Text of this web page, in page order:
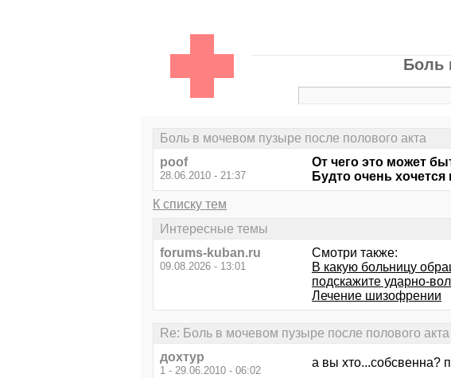
Боль
Боль в мочевом пузыре после полового акта
poof
28.06.2010 - 21:37
От чего это может
Будто очень хочется
К списку тем
Интересные темы
forums-kuban.ru
09.08.2026 - 13:01
Смотри также:
В какую больницу
подскажите ударно-
Лечение шизофрении
Re: Боль в мочевом пузыре после полового акта
дохтур
1 - 29.06.2010 - 06:02
а вы хто...собсвенна?